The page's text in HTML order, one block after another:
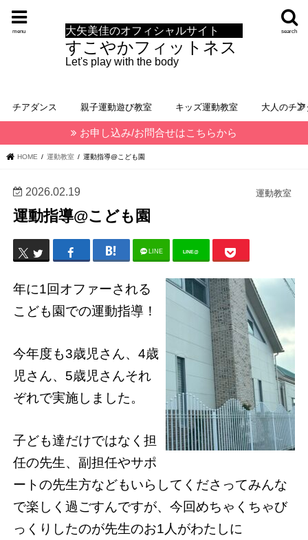
大矢美佳のオフィシャルサイト
すこやかフィットネス
Let's play with the body
search
menu
チアダンス 親子運動遊び教室 キッズ運動教室 大人のチ
お申し込み/お問合せはこちらから
HOME 運動教室 運動指導@こども園
運動教室
2026.02.19
運動指導@こども園
LINE LINE@
年に1回オファーされる
こども園での運動指導！
今年度も3歳児さん、4歳
児さん、5歳児さんそれ
ぞれで実施しました。
子ども達だけではなく担
任の先生、副担任やサポ
ートの先生方などもいらしてくださってみんな
で楽しく過ごすんですが、今回めちゃくちゃび
っくりしたのが先生のお1人がわたしに